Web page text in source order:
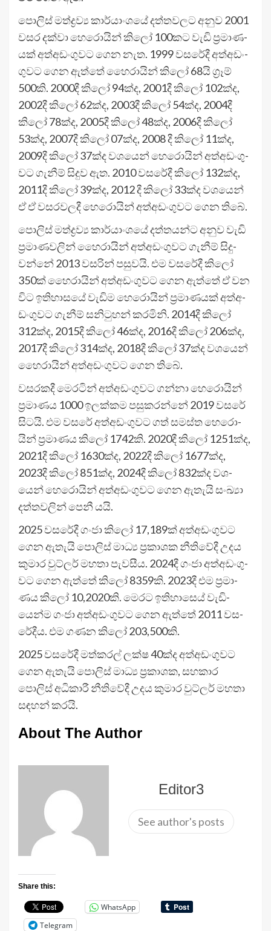
පොලිස් මත්ද්‍රව්‍ය කාර්යාං­ශයේ දත්ත­ව­ලට අනුව 2001
වසර දක්වා හෙරො­යින් කිලෝ 100කට වැඩි ප්‍රමා­ණ­
යක් අත්අ­ඩං­ගු­වට ගෙන නැත. 1999 වස­රේදී අත්අ­ඩං­
ගු­වට ගෙන ඇත්තේ හෙ‍ෙරා­යින් කිලෝ 68යි ග්‍රෑම්
500කි. 2000දී කිලෝ 94ක්ද, 2001දී කිලෝ 102ක්ද,
2002දී කිලෝ 62ක්ද, 2003දී කිලෝ 54ක්ද, 2004දී
කිලෝ 78ක්ද, 2005දී කිලෝ 48ක්ද, 2006දී කිලෝ
53ක්ද, 2007දී කිලෝ 07ක්ද, 2008 දී කිලෝ 11ක්ද,
2009දී කිලෝ 37ක්ද වශ‍යෙන් හෙරො­යින් අත්අ­ඩං­ගු­
වට ගැනීම් සිදුව ඇත. 2010 වස­රේදී කිලෝ 132ක්ද,
2011දී කිලෝ 39ක්ද, 2012 දී කිලෝ 33ක්ද වශ­යෙන්
ඒ ඒ වස­ර­ව­ලදී හෙ‍රොයින් අත්අ­ඩං­ගු­වට ගෙන තිබේ.
පොලිස් මත්ද්‍රව්‍ය කාර්යාං­ශයේ දත්ත­යන්ට අනුව වැඩි
ප්‍රමා­ණ­ව­ලින් හෙ‍ෙරා­යින් අත්අ­ඩං­ගු­වට ගැනීම් සිදු­
වන්නේ 2013 වස­රින් පසු­වයි. එම වස­රේදී කිලෝ
350ක් හෙ‍ෙරා­යින් අත්අ­ඩං­ගු­වට ගෙන ඇත්තේ ඒ වන
විට ඉති­හාස‍යේ වැඩිම හෙරො­යින් ප්‍රමා­ණ­යක් අත්අ­
ඩං­ගු­වට ගැනීම් සනි­ටු­හන් කර­මිනි. 2014දී කිලෝ
312ක්ද, 2015දී කිලෝ 46ක්ද, 2016දී කිලෝ 206ක්ද,
2017දී කිලෝ 314ක්ද, 2018දී කිලෝ 37ක්ද වශ­යෙන්
හෙ‍ෙරා­යින් අත්අ­ඩං­ගු­වට ගෙන තිබේ.
වස­ර­කදී මෙර­ටින් අත්අ­ඩං­ගු­වට ගන්නා හෙරො­යින්
ප්‍රමා­ණය 1000 ඉල­ක්කම පසු­ක­රන්නේ 2019 වසරේ
සිටයි. එම වසරේ අත්අ­ඩං­ගු­වට ගත් සමස්ත හෙරො­
යින් ප්‍රමා­ණය කිලෝ 1742කි. 2020දී කිලෝ 1251ක්ද,
2021දී කිලෝ 1630ක්ද, 2022දී කිලෝ 1677ක්ද,
2023දී කිලෝ 851ක්ද, 2024දී කිලෝ 832ක්ද වශ­
යෙන් හෙරො­යින් අත්අ­ඩං­ගු­වට ගෙන ඇතැයි සංඛ්‍යා
දත්ත­ව­ලින් පෙනී යයි.
2025 වස­රේදී ගංජා කිලෝ 17,189ක් අත්අ­ඩං­ගු­වට
ගෙන ඇතැයි පොලිස් මාධ්‍ය ප්‍රකා­ශක නීති­වේදී උදය
කුමාර වුට්ලර් මහතා පැව­සීය. 2024දී ගංජා අත්අ­ඩං­ගු­
වට ගෙන ඇත්තේ කිලෝ 8359කි. 2023දී එම ප්‍රමා­
ණය කිලෝ 10,2020කි. මෙරට ඉති­හා­ස‍ෙය් වැඩි­
යෙන්ම ගංජා අත්අ­ඩං­ගු­වට ගෙන ඇත්තේ 2011 වස­
රේ­දීය. එම ගණන කිලෝ 203,500කි.
2025 වස­රේදී මත්ක­රල් ලක්ෂ 40ක්ද අත්අ­ඩං­ගු­වට
ගෙන ඇතැයි පොලිස් මාධ්‍ය ප්‍රකා­ශක, සහ­කාර
පොලිස් අධි­කාරී නීති­වේදී උදය කුමාර වුට්ලර් මහතා
සඳ­හන් කරයි.
About The Author
Editor3
See author's posts
Share this:
WhatsApp
Telegram